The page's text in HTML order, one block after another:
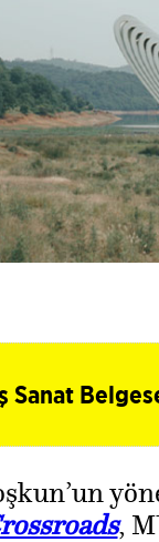
Sanat
,